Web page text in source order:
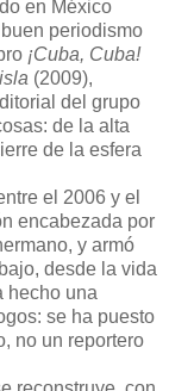
en México
periodismo
¡Cuba, Cuba!
(2009),
del grupo
de la alta
de la esfera
el 2006 y el
encabezada por
y armó
desde la vida
hecho una
se ha puesto
no un reportero